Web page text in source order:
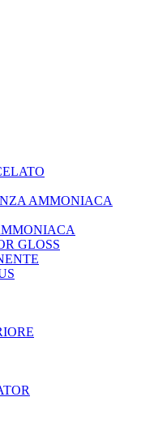
AMMONIACA
GLOSS